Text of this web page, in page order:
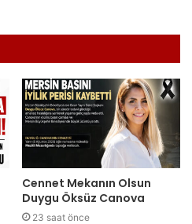
Cennet Mekanın Olsun
Duygu Öksüz Canova
23 saat önce